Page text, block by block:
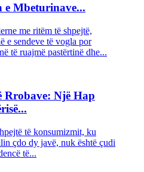
e Mbeturinave...
me ritëm të shpejtë,
e sendeve të vogla por
të ruajmë pastërtinë dhe...
Një Hap
të konsumizmit, ku
çdo dy javë, nuk është çudi
të...